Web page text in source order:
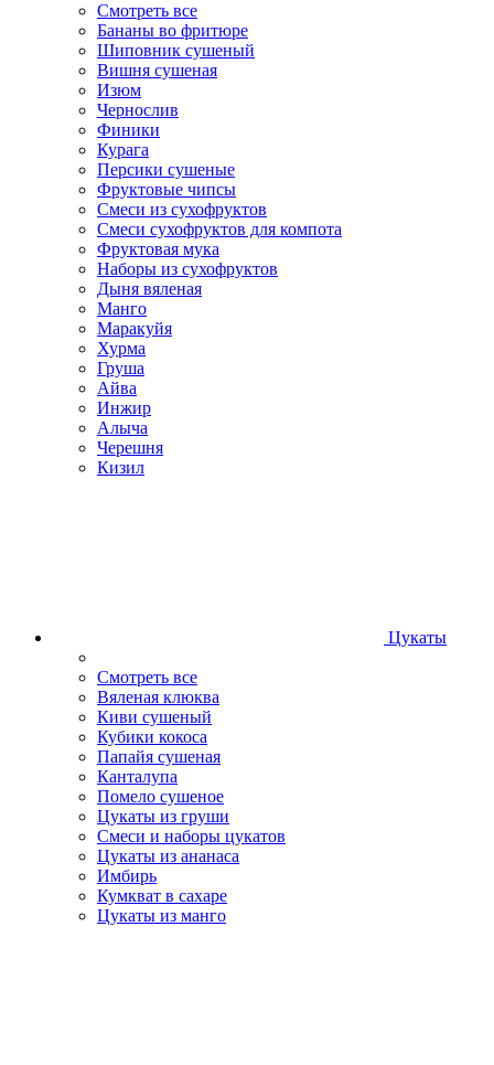
Смотреть все
Бананы во фритюре
Шиповник сушеный
Вишня сушеная
Изюм
Чернослив
Финики
Курага
Персики сушеные
Фруктовые чипсы
Смеси из сухофруктов
Смеси сухофруктов для компота
Фруктовая мука
Наборы из сухофруктов
Дыня вяленая
Манго
Маракуйя
Хурма
Груша
Айва
Инжир
Алыча
Черешня
Кизил
Цукаты
Смотреть все
Вяленая клюква
Киви сушеный
Кубики кокоса
Папайя сушеная
Канталупа
Помело сушеное
Цукаты из груши
Смеси и наборы цукатов
Цукаты из ананаса
Имбирь
Кумкват в сахаре
Цукаты из манго